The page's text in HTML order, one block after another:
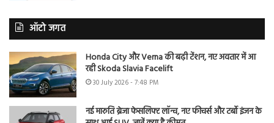
ऑटो जगत
Honda City और Verna की बढ़ी टेंशन, नए अवतार में आ
रही Skoda Slavia Facelift
30 July 2026 - 7:48 PM
नई मारुति ब्रेजा फेसलिफ्ट लॉन्च, नए फीचर्स और टर्बो इंजन के